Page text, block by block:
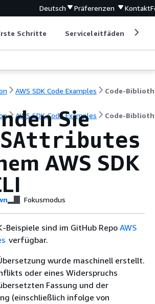
Deutsch Präferenzen Kontakt
Schritte Serviceleitfäden
AWS SDK Code Examples Code-
AWS SDK Code Examples Code-
Sie
AWS SDK
Fokusmodus
Beispiele sind im GitHub Repo AWS
verfügbar.
wurde maschinell erstellt.
oder eines Widerspruchs
Fassung und der
(einschließlich infolge von